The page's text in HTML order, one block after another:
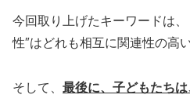
今回取り上げたキーワードは
性″はどれも相互に関連性の高
そして、 最後に、子どもたち